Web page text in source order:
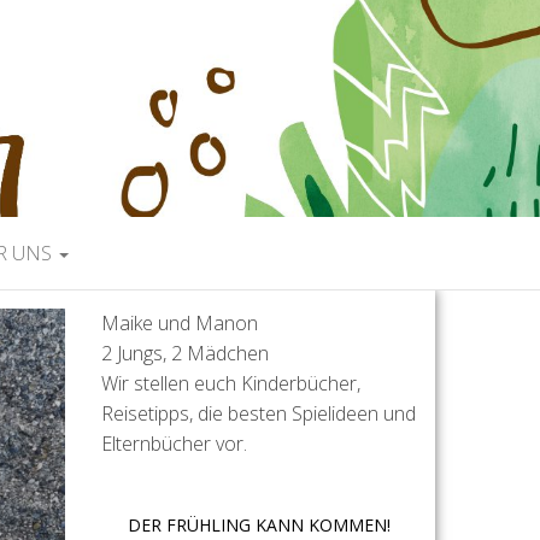
UNS
Maike und Manon
2 Jungs, 2 Mädchen
Wir stellen euch Kinderbücher,
Reisetipps, die besten Spielideen und
Elternbücher vor.
DER FRÜHLING KANN KOMMEN!